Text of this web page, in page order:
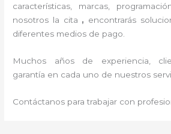
características, marcas,
nosotros la cita , encontrarás
diferentes medios de pago.
Muchos años de experiencia,
garantía en cada uno de nuestros
Contáctanos para trabajar con